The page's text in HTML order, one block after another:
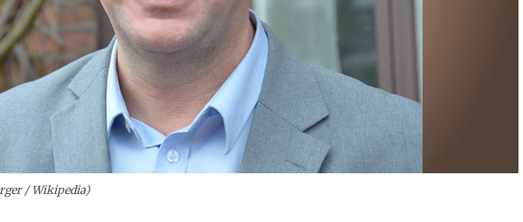
/ Wikipedia)